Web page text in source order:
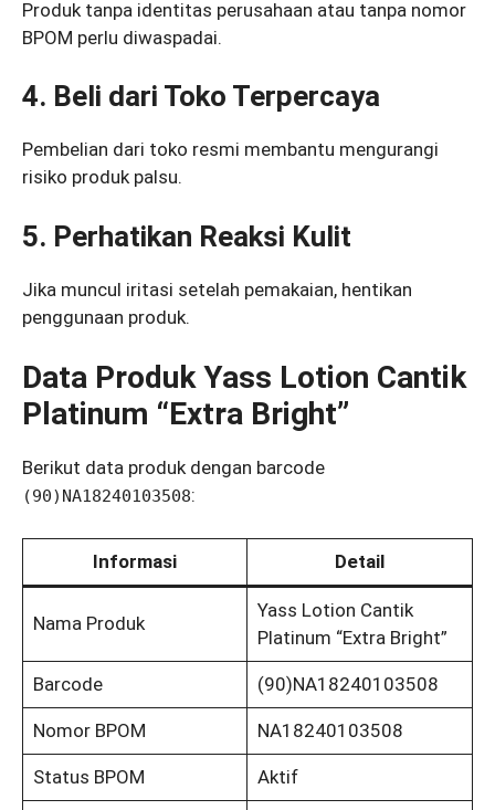
Produk tanpa identitas perusahaan atau tanpa nomor
BPOM perlu diwaspadai.
4. Beli dari Toko Terpercaya
Pembelian dari toko resmi membantu mengurangi
risiko produk palsu.
5. Perhatikan Reaksi Kulit
Jika muncul iritasi setelah pemakaian, hentikan
penggunaan produk.
Data Produk Yass Lotion Cantik
Platinum “Extra Bright”
Berikut data produk dengan barcode
(90)NA18240103508:
Informasi Detail
Nama Produk
Yass Lotion Cantik
Platinum “Extra Bright”
Barcode (90)NA18240103508
Nomor BPOM NA18240103508
Status BPOM Aktif